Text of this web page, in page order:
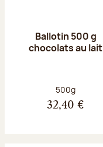
Ballotin 500 g
chocolats au lait
Poids net :
500g
32,40 €